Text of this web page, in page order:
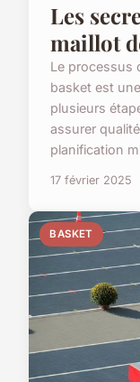
Les
maillot
Le processus
basket est
plusieurs
assurer
planification
17 février 2025
BASKET